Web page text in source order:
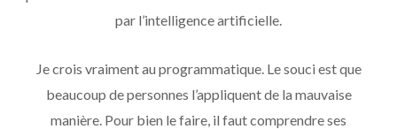
par l’intelligence artificielle.
Je crois vraiment au programmatique. Le souci est que
beaucoup de personnes l’appliquent de la mauvaise
manière. Pour bien le faire, il faut comprendre ses